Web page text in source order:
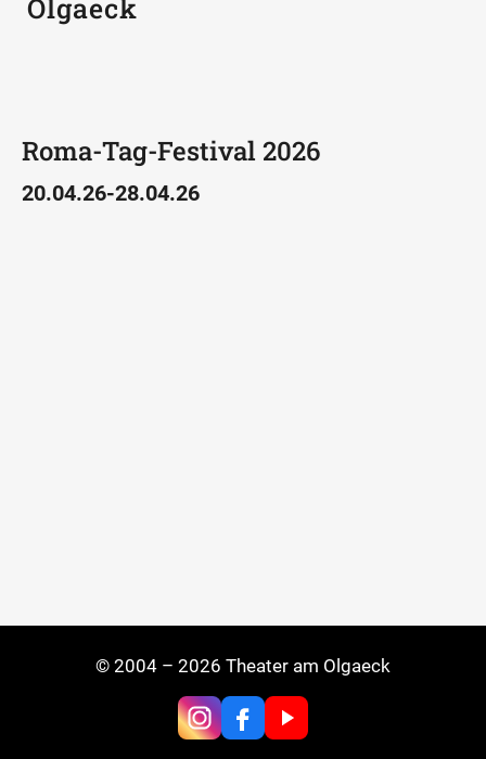
Olgaeck
Roma-Tag-Festival 2026
20.04.26-28.04.26
© 2004 – 2026 Theater am Olgaeck